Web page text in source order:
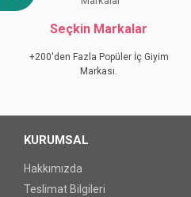
Ürün resmi kalitesiz,
Ürün açıklamasında eksik
Ürün bilgilerinde hatalar
Ürün fiyatı diğer sitelerden
Seçkin Markalar
+200'den Fazla Popüler İç Giyim
Markası.
KURUMSAL
Hakkımızda
Teslimat Bilgileri